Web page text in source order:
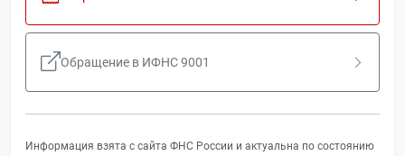
Обращение в ИФНС 9001
Информация взята с сайта ФНС России и актуальна по состоянию